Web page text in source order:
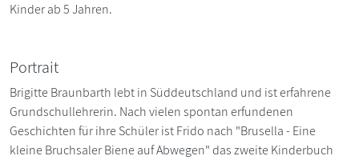
Kinder ab 5 Jahren.
Portrait
Brigitte Braunbarth lebt in Süddeutschland und ist erfahrene
Grundschullehrerin. Nach vielen spontan erfundenen
Geschichten für ihre Schüler ist Frido nach "Brusella - Eine
kleine Bruchsaler Biene auf Abwegen" das zweite Kinderbuch